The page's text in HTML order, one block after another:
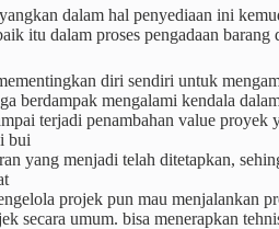
dalam hal penyediaan ini
itu dalam proses pengadaan
diri sendiri untuk
berdampak mengalami kendala
terjadi penambahan value
bui
yang menjadi telah ditetapkan,
projek pun mau menjalankan
secara umum. bisa menerapkan